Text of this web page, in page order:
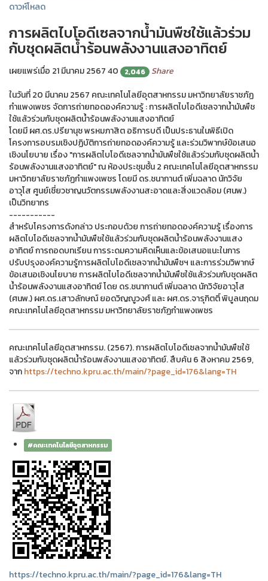
ดาวห์โหลด
การผลิตไบโอดีเซลจากน้ำมันพืชใช้แล้วร่วม
กับชุดผลิตน้ำร้อนพลังงานแสงอาทิตย์
เผยแพร่เมื่อ 21 มีนาคม 256740 2,046
Share
ในวันที่ 20 มีนาคม 2567 คณะเทคโนโลยีอุตสาหกรรม มหาวิทยาลัยราชภัฏ
กำแพงเพชร จัดการถ่ายทอดองค์ความรู้ : การผลิตไบโอดีเซลจากน้ำมันพืช
ใช้แล้วร่วมกับชุดผลิตน้ำร้อนพลังงานแสงอาทิตย์
โดยมี ผศ.ดร.ปรียานุช พรหมภาสิต อธิการบดี เป็นประธานในพิธีเปิด
โครงการอบรมเชิงปฏิบัติการถ่ายทอดองค์ความรู้ และร่วมวิพากษ์ข้อเสนอ
เชิงนโยบาย เรื่อง "การผลิตไบโอดีเซลจากน้ำมันพืชใช้แล้วร่วมกับชุดผลิตน้ำ
ร้อนพลังงานแสงอาทิตย์" ณ ห้องประชุมชั้น 2 คณะเทคโนโลยีอุตสาหกรรม
มหาวิทยาลัยราชภัฏกำแพงเพชร โดยมี ดร.ชนากานต์ เพิ่มฉลาด นักวิจัย
อาวุโส ศูนย์เชี่ยวชาญนวัตกรรมพลังงานสะอาดและสิ่งแวดล้อม (ศนพ.)
เป็นวิทยากร
-----------
สำหรับโครงการดังกล่าว ประกอบด้วย การถ่ายทอดองค์ความรู้ เรื่องการ
ผลิตไบโอดีเซลจากน้ำมันพืชใช้แล้วร่วมกับชุดผลิตน้ำร้อนพลังงานแสง
อาทิตย์ การถอดบทเรียน การระดมความคิดเห็นและข้อเสนอแนะในการ
ปรับปรุงองค์ความรู้การผลิตไบโอดีเซลจากน้ำมันพืชฯ และการร่วมวิพากษ์
ข้อเสนอเชิงนโยบาย การผลิตไบโอดีเซลจากน้ำมันพืชใช้แล้วร่วมกับชุดผลิต
น้ำร้อนพลังงานแสงอาทิตย์ โดย ดร.ชนากานต์ เพิ่มฉลาด นักวิจัยอาวุโส
(ศนพ.) ผศ.ดร.เสาวลักษณ์ ยอดวิญญูวงศ์ และ ผศ.ดร.จารุกิตติ์ พิบูลนฤดม
คณะเทคโนโลยีอุตสาหกรรม มหาวิทยาลัยราชภัฏกำแพงเพชร
คณะเทคโนโลยีอุตสาหกรรม. (2567). การผลิตไบโอดีเซลจากน้ำมันพืชใช้
แล้วร่วมกับชุดผลิตน้ำร้อนพลังงานแสงอาทิตย์. สืบค้น 6 สิงหาคม 2569,
จากhttps://techno.kpru.ac.th/main/?page_id=176&lang=TH
#คณะเทคโนโลยีอุตสาหกรรม
https://techno.kpru.ac.th/main/?page_id=176&lang=TH